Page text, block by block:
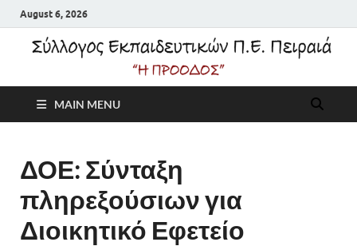
August 6, 2026
Σύλλογος
Εκπαιδευτικών Π.Ε.
Πειραιά "Η Πρόοδος"
MAIN MENU
ΔΟΕ: Σύνταξη
πληρεξούσιων για
Διοικητικό Εφετείο